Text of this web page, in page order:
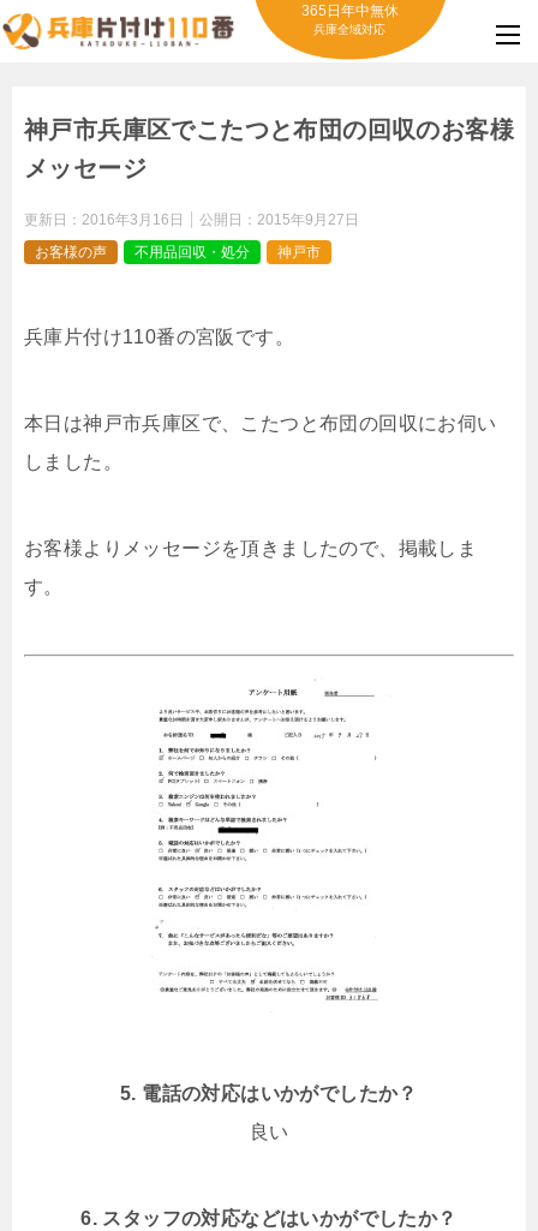
365日年中無休
兵庫全域対応
神戸市兵庫区でこたつと布団の回収のお客様
メッセージ
更新日： 2016年3月16日 公開日： 2015年9月27日
お客様の声
不用品回収・処分 神戸市
兵庫片付け110番の宮阪です。
本日は神戸市兵庫区で、こたつと布団の回収にお伺い
しました。
お客様よりメッセージを頂きましたので、掲載しま
す。
5. 電話の対応はいかがでしたか？
良い
6. スタッフの対応などはいかがでしたか？